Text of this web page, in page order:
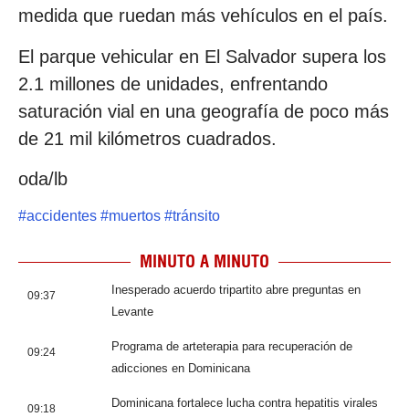
medida que ruedan más vehículos en el país.
El parque vehicular en El Salvador supera los
2.1 millones de unidades, enfrentando
saturación vial en una geografía de poco más
de 21 mil kilómetros cuadrados.
oda/lb
#accidentes #muertos #tránsito
MINUTO A MINUTO
09:37
Inesperado acuerdo tripartito abre preguntas en
Levante
09:24
Programa de arteterapia para recuperación de
adicciones en Dominicana
09:18
Dominicana fortalece lucha contra hepatitis virales